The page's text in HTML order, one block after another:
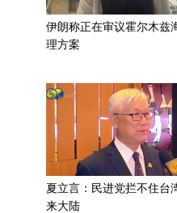
伊朗称正在审议霍尔木兹
理方案
夏立言：民进党拦不住台
来大陆